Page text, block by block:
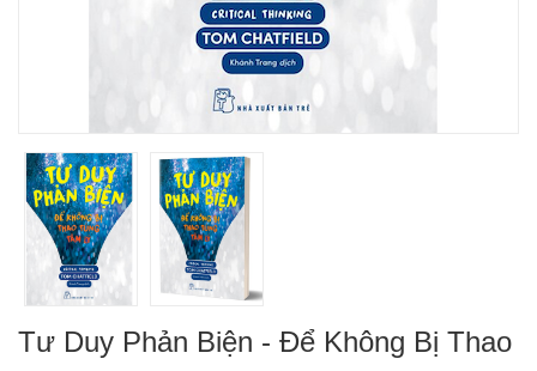
Tư Duy Phản Biện - Để Không Bị Thao